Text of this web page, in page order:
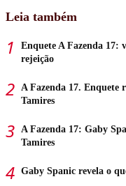
Leia também
Enquete A Fazenda 17:
rejeição
A Fazenda 17. Enquete
Tamires
A Fazenda 17: Gaby
Tamires
Gaby Spanic revela o